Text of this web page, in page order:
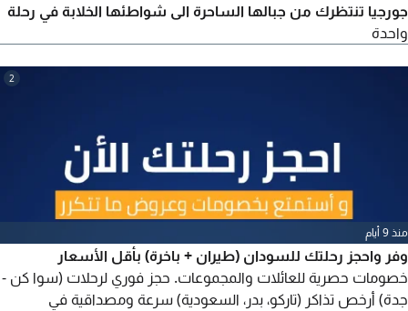
جورجيا تنتظرك من جبالها الساحرة الى شواطئها الخلابة في رحلة
واحدة
2
منذ 9 أيام
وفر واحجز رحلتك للسودان (طيران + باخرة) بأقل الأسعار
خصومات حصرية للعائلات والمجموعات. حجز فوري لرحلات (سوا كن -
جدة) أرخص تذاكر (تاركو، بدر، السعودية) سرعة ومصداقية في